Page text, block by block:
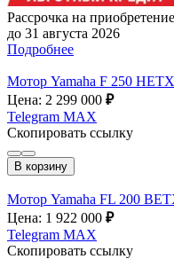
Рассрочка на
до 31 августа 2026
Подробнее
Мотор Yamaha F 250 HETX
Цена: 2 299 000 ₽
Telegram MAX
Скопировать ссылку
В корзину
Мотор Yamaha FL 200
Цена: 1 922 000 ₽
Telegram MAX
Скопировать ссылку